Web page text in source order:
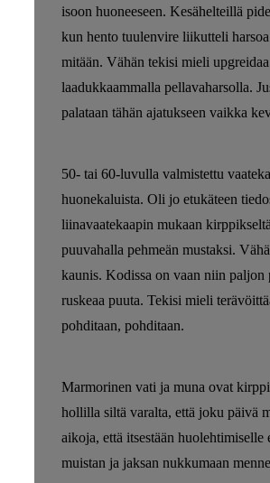
isoon huoneeseen. Kesähelteillä
kun hento tuulenvire liikutteli
mitään. Vähän tekisi mieli
laadukkaammalla pellavaharsolla.
palataan tähän ajatukseen vaikka
50- tai 60-luvulla valmistettu
huonekaluista. Oli jo etukäteen
liinavaatekaapin mukaan
puuvahalla pehmeän mustaksi.
kaunis. Kodissa on vaan niin
ruskeaa puuta. Tekisi mieli
pohditaan, pohditaan.
Marmorinen vati ja muna ovat
hollilla siltä varalta, että joku päivä
aikoja, että itsestään
muistan ja jaksan nukkumaan